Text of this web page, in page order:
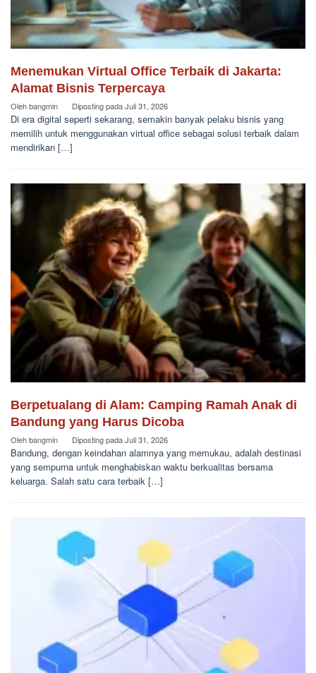
Menemukan Virtual Office Terbaik di Jakarta:
Alamat Bisnis Terpercaya
Olehbangmin Diposting padaJuli 31, 2026
Di era digital seperti sekarang, semakin banyak pelaku bisnis yang
memilih untuk menggunakan virtual office sebagai solusi terbaik dalam
mendirikan […]
Berpetualang di Alam: Camping Ramah Anak di
Bandung yang Harus Dicoba
Olehbangmin Diposting padaJuli 31, 2026
Bandung, dengan keindahan alamnya yang memukau, adalah destinasi
yang sempurna untuk menghabiskan waktu berkualitas bersama
keluarga. Salah satu cara terbaik […]